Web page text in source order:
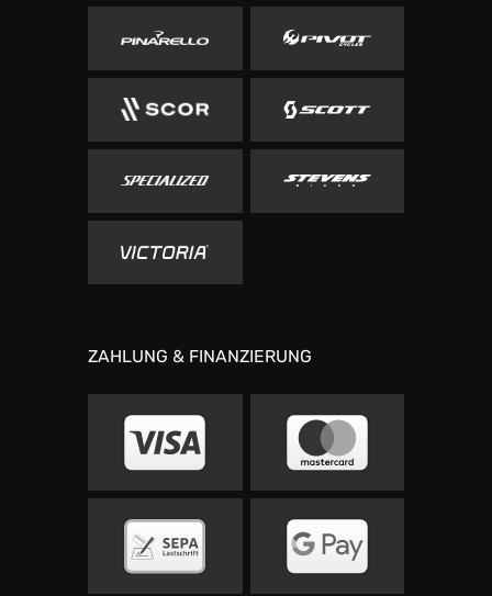
ZAHLUNG & FINANZIERUNG